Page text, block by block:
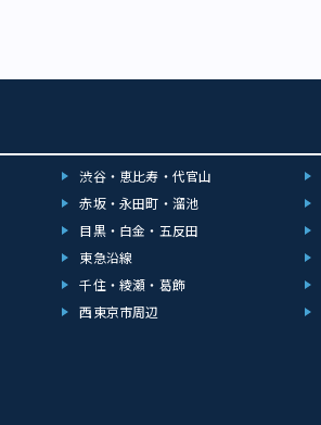
渋谷・恵比寿・代官山
赤坂・永田町・溜池
目黒・白金・五反田
東急沿線
千住・綾瀬・葛飾
西東京市周辺